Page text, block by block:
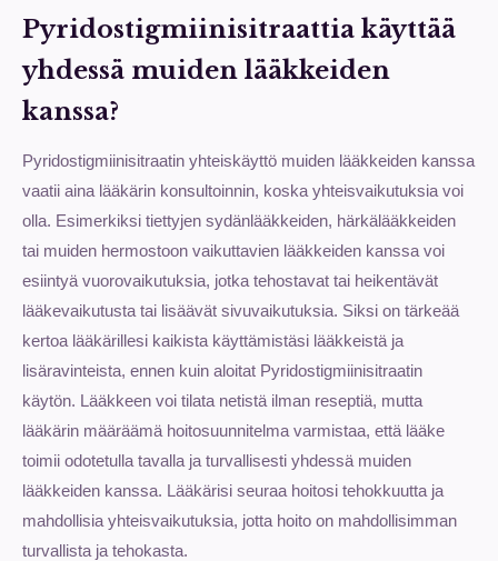
Pyridostigmiinisitraattia käyttää
yhdessä muiden lääkkeiden
kanssa?
Pyridostigmiinisitraatin yhteiskäyttö muiden lääkkeiden kanssa
vaatii aina lääkärin konsultoinnin, koska yhteisvaikutuksia voi
olla. Esimerkiksi tiettyjen sydänlääkkeiden, härkälääkkeiden
tai muiden hermostoon vaikuttavien lääkkeiden kanssa voi
esiintyä vuorovaikutuksia, jotka tehostavat tai heikentävät
lääkevaikutusta tai lisäävät sivuvaikutuksia. Siksi on tärkeää
kertoa lääkärillesi kaikista käyttämistäsi lääkkeistä ja
lisäravinteista, ennen kuin aloitat Pyridostigmiinisitraatin
käytön. Lääkkeen voi tilata netistä ilman reseptiä, mutta
lääkärin määräämä hoitosuunnitelma varmistaa, että lääke
toimii odotetulla tavalla ja turvallisesti yhdessä muiden
lääkkeiden kanssa. Lääkärisi seuraa hoitosi tehokkuutta ja
mahdollisia yhteisvaikutuksia, jotta hoito on mahdollisimman
turvallista ja tehokasta.